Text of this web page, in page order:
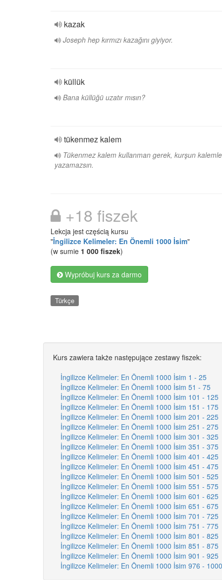
kazak
Joseph hep kırmızı kazağını giyiyor.
küllük
Bana küllüğü uzatır mısın?
tükenmez kalem
Tükenmez kalem kullanman gerek, kurşun kalemle
yazamazsın.
+18 fiszek
Lekcja jest częścią kursu
"İngilizce Kelimeler: En Önemli 1000 İsim"
(w sumie 1 000 fiszek)
Wypróbuj kurs za darmo
Türkçe
Kurs zawiera także następujące zestawy fiszek:
İngilizce Kelimeler: En Önemli 1000 İsim 1 - 25
İngilizce Kelimeler: En Önemli 1000 İsim 51 - 75
İngilizce Kelimeler: En Önemli 1000 İsim 101 - 125
İngilizce Kelimeler: En Önemli 1000 İsim 151 - 175
İngilizce Kelimeler: En Önemli 1000 İsim 201 - 225
İngilizce Kelimeler: En Önemli 1000 İsim 251 - 275
İngilizce Kelimeler: En Önemli 1000 İsim 301 - 325
İngilizce Kelimeler: En Önemli 1000 İsim 351 - 375
İngilizce Kelimeler: En Önemli 1000 İsim 401 - 425
İngilizce Kelimeler: En Önemli 1000 İsim 451 - 475
İngilizce Kelimeler: En Önemli 1000 İsim 501 - 525
İngilizce Kelimeler: En Önemli 1000 İsim 551 - 575
İngilizce Kelimeler: En Önemli 1000 İsim 601 - 625
İngilizce Kelimeler: En Önemli 1000 İsim 651 - 675
İngilizce Kelimeler: En Önemli 1000 İsim 701 - 725
İngilizce Kelimeler: En Önemli 1000 İsim 751 - 775
İngilizce Kelimeler: En Önemli 1000 İsim 801 - 825
İngilizce Kelimeler: En Önemli 1000 İsim 851 - 875
İngilizce Kelimeler: En Önemli 1000 İsim 901 - 925
İngilizce Kelimeler: En Önemli 1000 İsim 976 - 1000